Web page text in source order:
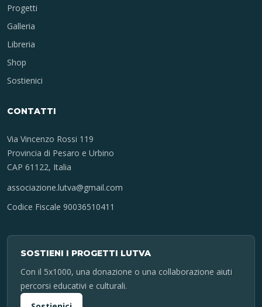
Progetti
Galleria
Libreria
Shop
Sostienici
CONTATTI
Via Vincenzo Rossi 119
Provincia di Pesaro e Urbino
CAP 61122, Italia
associazione.lutva@gmail.com
Codice Fiscale 90036510411
SOSTIENI I PROGETTI LUTVA
Con il 5x1000, una donazione o una collaborazione aiuti
percorsi educativi e culturali.